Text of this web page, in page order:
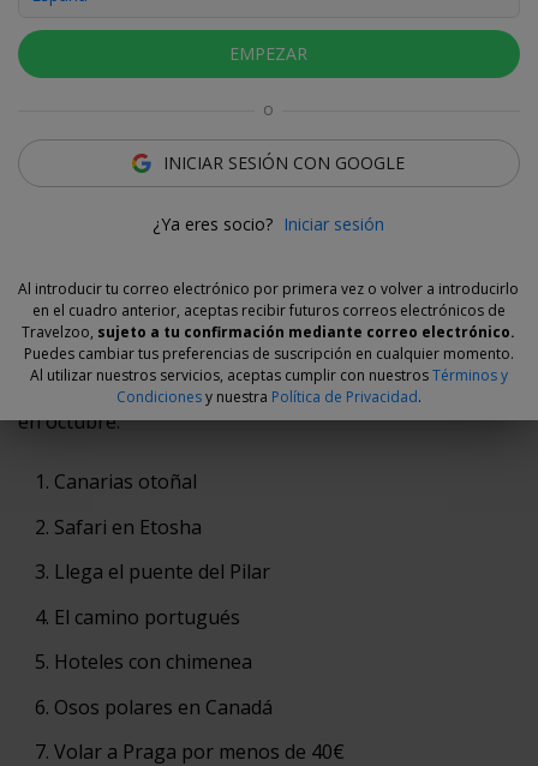
E l próximo miércoles 22 de septiembre concluirá
el verano y se iniciará la deseada etapa otoñal.
Pilar, Todos los Santos y Purísima). No importa dónde,
ni si es cerca o es lejos, la cuestión es evadirse de la
rutina. Octubre es un buen mes para viajar. De los
mejores. Después del vibrante mes de agosto y
septiembre y antes del
poco de aire fresco. Si quieres o puedes viajar este mes
de octubre de 2021,te proponemos ocho
recomendacionesque consideramos, por diversos
motivos, magníficas oportunidades para hacer planes
en octubre.
Canarias otoñal
Safari en Etosha
Llega el puente del Pilar
El camino portugués
Hoteles con chimenea
Osos polares en Canadá
Volar a Praga por menos de 40€
EMPEZAR
o
INICIAR SESIÓN CON GOOGLE
¿Ya eres socio? Iniciar sesión
Al introducir tu correo electrónico por primera vez o volver a introducirlo
en el cuadro anterior, aceptas recibir futuros correos electrónicos de
Travelzoo, sujeto a tu confirmación mediante correo electrónico.
Puedes cambiar tus preferencias de suscripción en cualquier momento.
Al utilizar nuestros servicios, aceptas cumplir con nuestrosTérminos y
Condicionesy nuestra Política de Privacidad.